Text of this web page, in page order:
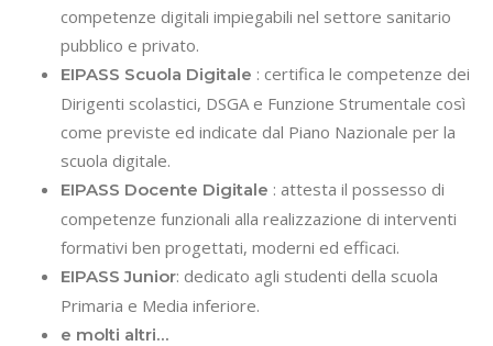
competenze digitali impiegabili nel settore sanitario
pubblico e privato.
EIPASS Scuola Digitale : certifica le competenze dei
Dirigenti scolastici, DSGA e Funzione Strumentale così
come previste ed indicate dal Piano Nazionale per la
scuola digitale.
EIPASS Docente Digitale : attesta il possesso di
competenze funzionali alla realizzazione di interventi
formativi ben progettati, moderni ed efficaci.
EIPASS Junior: dedicato agli studenti della scuola
Primaria e Media inferiore.
e molti altri…